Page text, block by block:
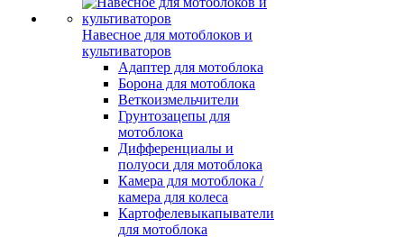
Навесное для мотоблоков и
культиваторов
Адаптер для мотоблока
Борона для мотоблока
Веткоизмельчители
Грунтозацепы для
мотоблока
Дифференциалы и
полуоси для мотоблока
Камера для мотоблока /
камера для колеса
Картофелевыкапыватели
для мотоблока